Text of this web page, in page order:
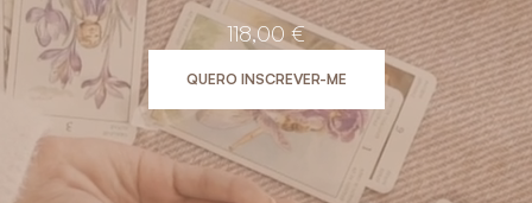
118,00 €
QUERO INSCREVER-ME